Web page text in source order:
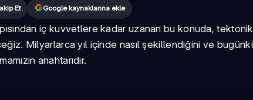
Et Google kaynaklarına ekle
iç kuvvetlere kadar uzanan bu konuda,
Milyarlarca yıl içinde nasıl şekillendiğini ve
anahtarıdır.